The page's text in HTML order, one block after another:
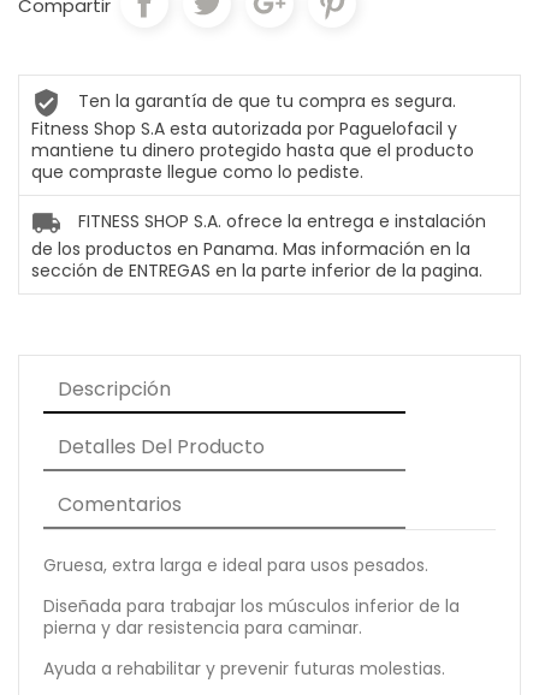
Compartir
Ten la garantía de que tu compra es segura.
Fitness Shop S.A esta autorizada por Paguelofacil y
mantiene tu dinero protegido hasta que el producto
que compraste llegue como lo pediste.
FITNESS SHOP S.A. ofrece la entrega e instalación
de los productos en Panama. Mas información en la
sección de ENTREGAS en la parte inferior de la pagina.
Descripción
Detalles Del Producto
Comentarios
Gruesa, extra larga e ideal para usos pesados.
Diseñada para trabajar los músculos inferior de la
pierna y dar resistencia para caminar.
Ayuda a rehabilitar y prevenir futuras molestias.